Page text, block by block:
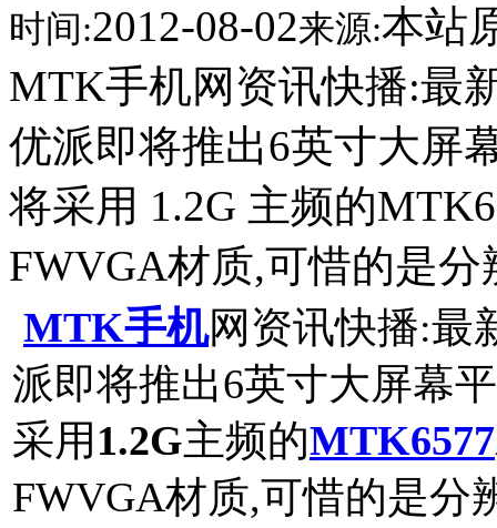
时间:2012-08-02来源:本站
MTK手机网资讯快播:最
优派即将推出6英寸大屏
将采用 1.2G 主频的
FWVGA材质,可惜的是分
MTK手机网资讯快播:最
派即将推出6英寸大屏幕
采用 1.2G主频的MTK6577
FWVGA材质,可惜的是分